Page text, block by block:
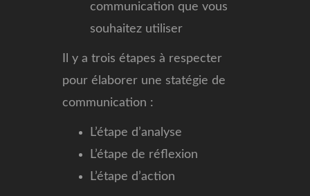
communication que vous
souhaitez utiliser
Il y a trois étapes à respecter
pour élaborer une statégie de
communication :
L’étape d’analyse
L’étape de réflexion
L’étape d’action